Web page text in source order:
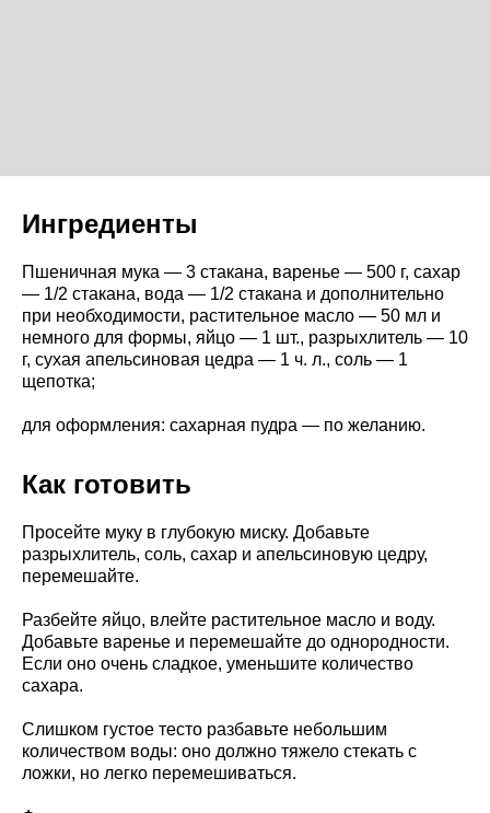
Ингредиенты
Пшеничная мука — 3 стакана, варенье — 500 г, сахар
— 1/2 стакана, вода — 1/2 стакана и дополнительно
при необходимости, растительное масло — 50 мл и
немного для формы, яйцо — 1 шт., разрыхлитель — 10
г, сухая апельсиновая цедра — 1 ч. л., соль — 1
щепотка;
для оформления: сахарная пудра — по желанию.
Как готовить
Просейте муку в глубокую миску. Добавьте
разрыхлитель, соль, сахар и апельсиновую цедру,
перемешайте.
Разбейте яйцо, влейте растительное масло и воду.
Добавьте варенье и перемешайте до однородности.
Если оно очень сладкое, уменьшите количество
сахара.
Слишком густое тесто разбавьте небольшим
количеством воды: оно должно тяжело стекать с
ложки, но легко перемешиваться.